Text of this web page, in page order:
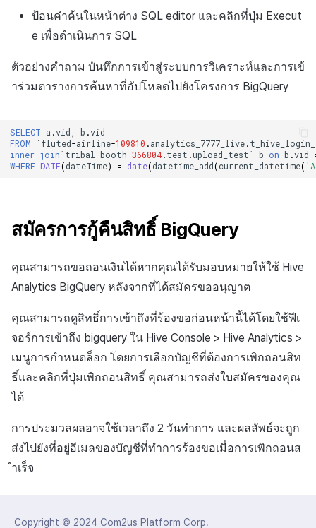
ป้อนคำค้นในหน้าต่าง SQL editor และคลิกที่ปุ่ม Execut
e เพื่อดำเนินการ SQL
ตัวอย่างคำถาม บันทึกการเข้าสู่ระบบการวิเคราะห์และการเข้
าร่วมตารางการค้นหาที่อัปโหลดไปยังโครงการ BigQuery
SELECT a .vid b .vid
FROM
`fluted-airline-109810 .analytics_7777_live.
inner join`tribal -booth-366804.test .upload_test` b on b .vid
WHERE DATE(dateTime) = date(datetime_add(current_datetime(
สมัครการกู้คืนสิทธิ์ BigQuery
คุณสามารถขอถอนเงินได้หากคุณได้รับมอบหมายให้ใช้ Hive
Analytics BigQuery หลังจากที่ได้สมัครขออนุญาต
คุณสามารถดูสิทธิ์การเข้าถึงที่ร้องขอก่อนหน้านี้ได้โดยใช้ฟีเ
จอร์การเข้าถึง bigquery ใน Hive Console > Hive Analytics >
เมนูการกำหนดล็อก โดยการเลือกบัญชีที่ต้องการเพิกถอนสิท
ธิ์และคลิกที่ปุ่มเพิกถอนสิทธิ์ คุณสามารถส่งใบสมัครของคุณ
ได้
การประมวลผลอาจใช้เวลาถึง 2 วันทำการ และผลลัพธ์จะถูก
ส่งไปยังที่อยู่อีเมลของบัญชีที่ทำการร้องขอเมื่อการเพิกถอนส
ำเร็จ
Copyright © 2024 Com2us Platform Corp.